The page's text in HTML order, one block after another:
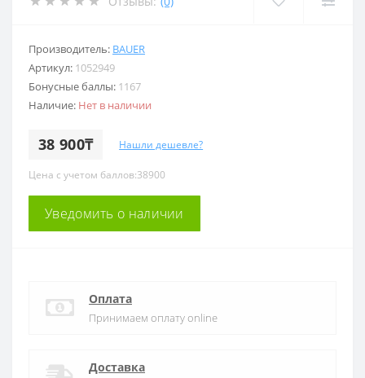
Производитель: BAUER
Артикул: 1052949
Бонусные баллы: 1167
Наличие: Нет в наличии
38 900₸ Нашли дешевле?
Цена с учетом баллов:38900
Уведомить о наличии
Оплата
Принимаем оплату online
Доставка